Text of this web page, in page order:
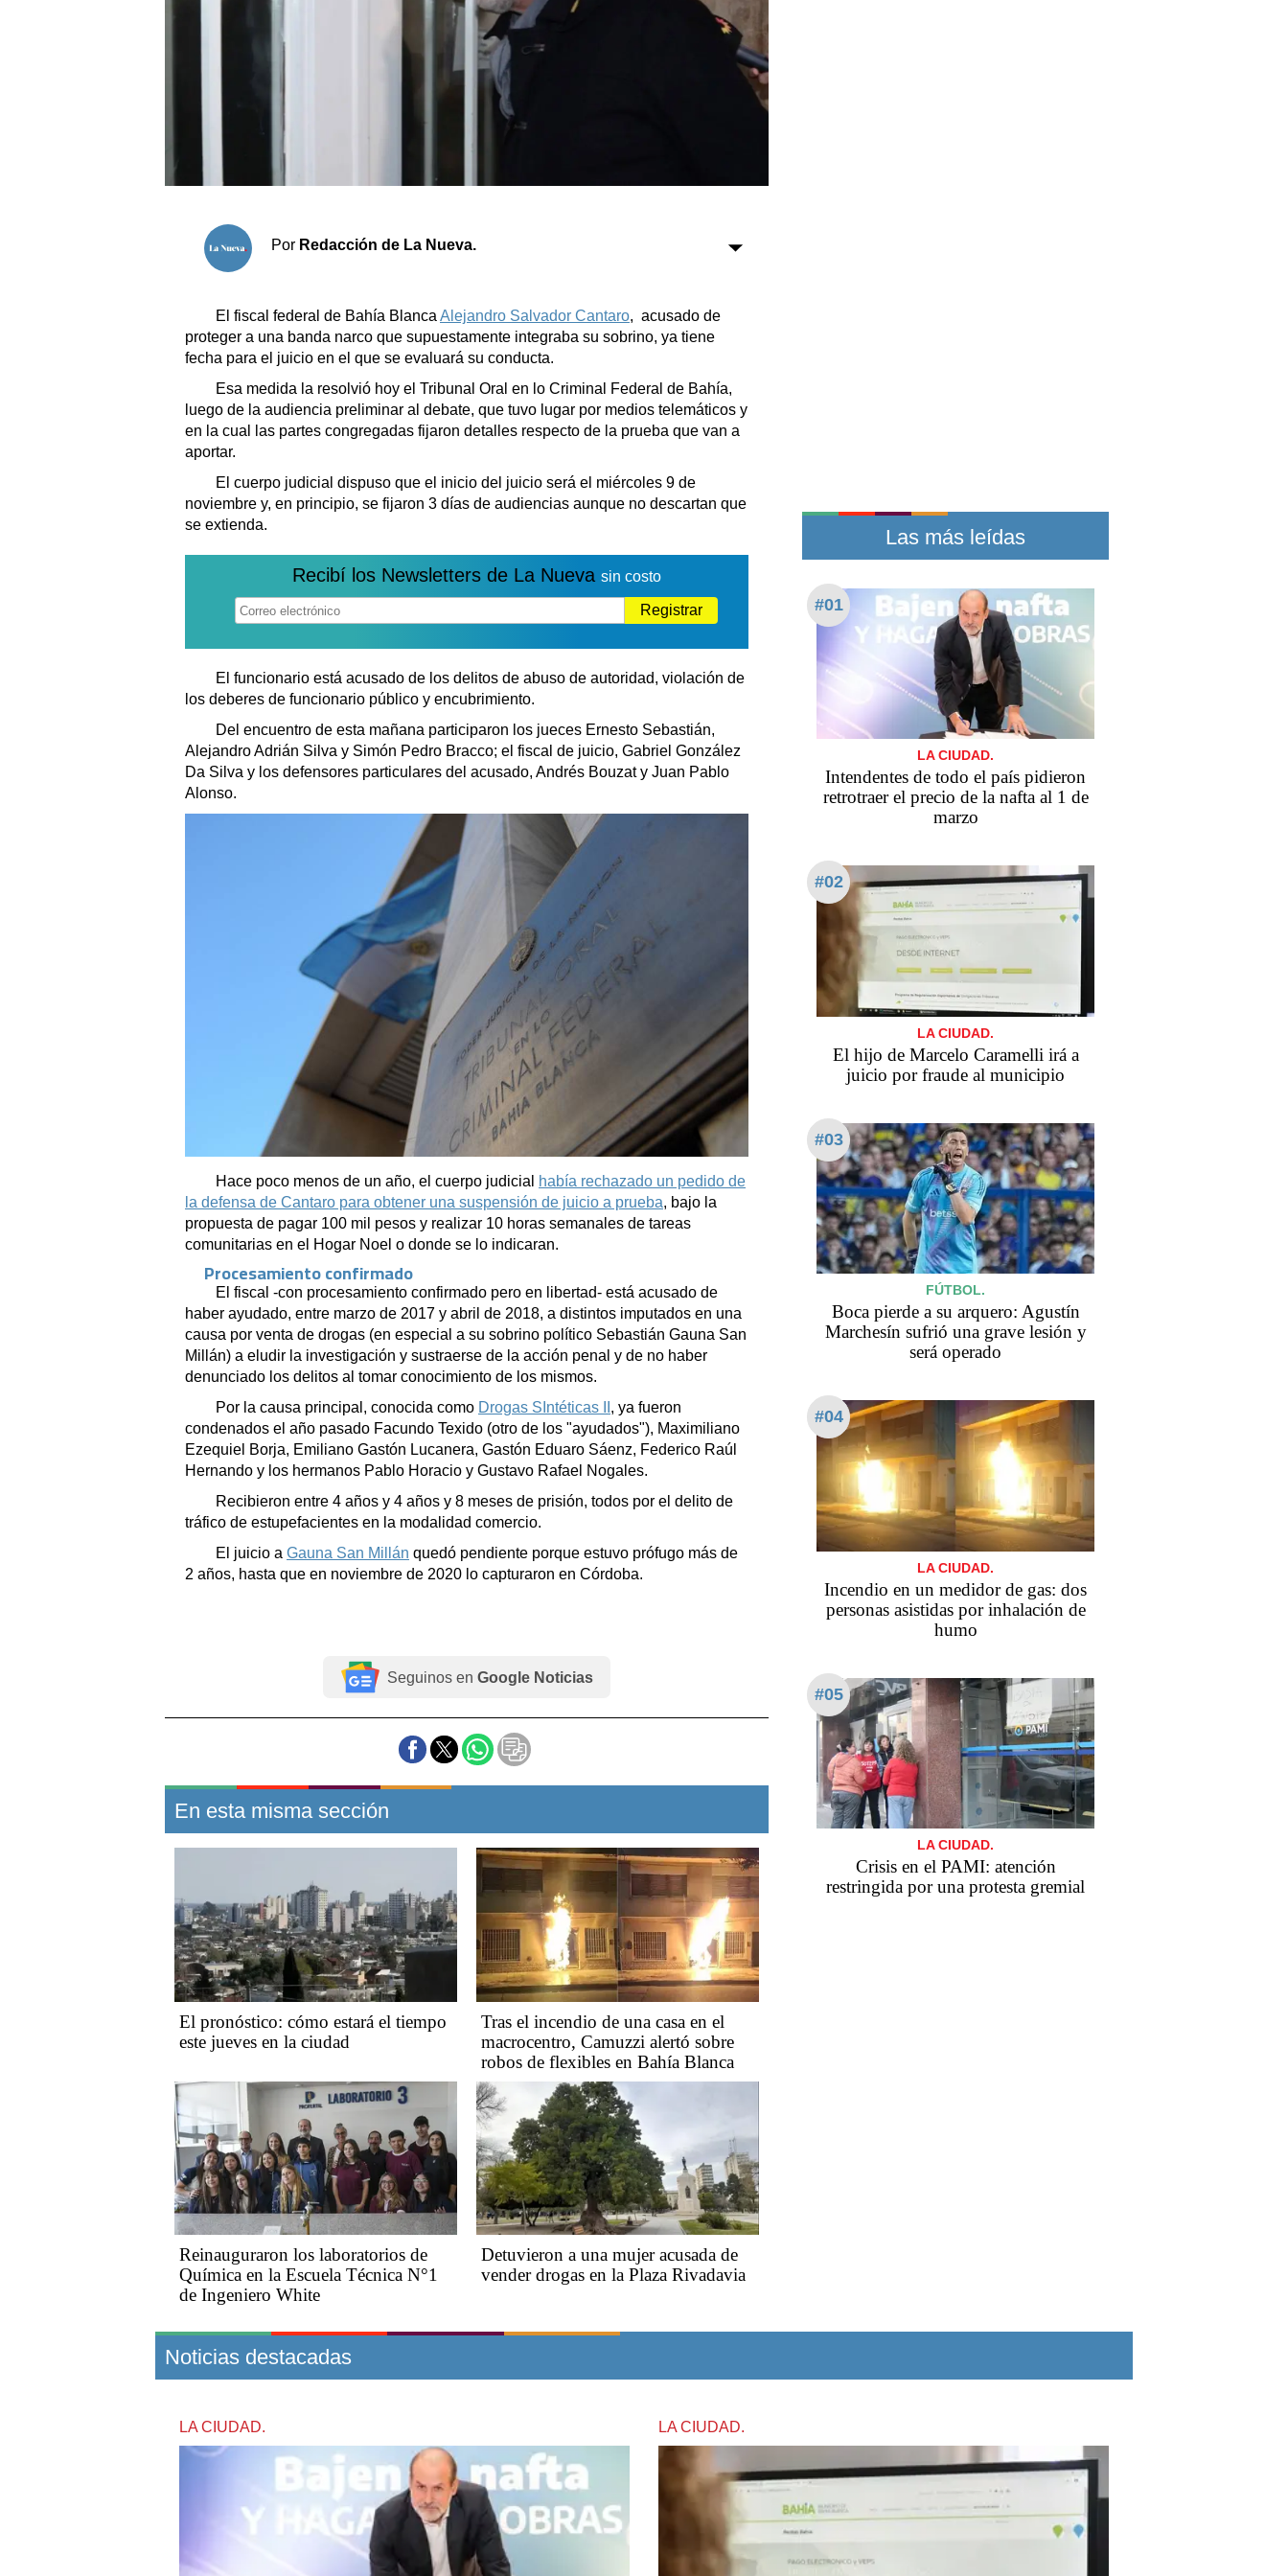
Sociedad
Tecnología
Turismo
Salud
Cartón Lleno
Clasificados
Horóscopo
Servicios
Farmacias
Transportes
Loterías
Datos Útiles
Fúnebres
Edictos
Por Redacción de La Nueva.
El fiscal federal de Bahía Blanca Alejandro Salvador Cantaro, acusado de
proteger a una banda narco que supuestamente integraba su sobrino, ya tiene
fecha para el juicio en el que se evaluará su conducta.
Esa medida la resolvió hoy el Tribunal Oral en lo Criminal Federal de Bahía,
luego de la audiencia preliminar al debate, que tuvo lugar por medios telemáticos y
en la cual las partes congregadas fijaron detalles respecto de la prueba que van a
aportar.
El cuerpo judicial dispuso que el inicio del juicio será el miércoles 9 de
noviembre y, en principio, se fijaron 3 días de audiencias aunque no descartan que
se extienda.
Recibí los Newsletters de La Nueva sin costo
Registrar
El funcionario está acusado de los delitos de abuso de autoridad, violación de
los deberes de funcionario público y encubrimiento.
Del encuentro de esta mañana participaron los jueces Ernesto Sebastián,
Alejandro Adrián Silva y Simón Pedro Bracco; el fiscal de juicio, Gabriel González
Da Silva y los defensores particulares del acusado, Andrés Bouzat y Juan Pablo
Alonso.
Hace poco menos de un año, el cuerpo judicial había rechazado un pedido de
la defensa de Cantaro para obtener una suspensión de juicio a prueba, bajo la
propuesta de pagar 100 mil pesos y realizar 10 horas semanales de tareas
comunitarias en el Hogar Noel o donde se lo indicaran.
Procesamiento confirmado
El fiscal -con procesamiento confirmado pero en libertad- está acusado de
haber ayudado, entre marzo de 2017 y abril de 2018, a distintos imputados en una
causa por venta de drogas (en especial a su sobrino político Sebastián Gauna San
Millán) a eludir la investigación y sustraerse de la acción penal y de no haber
denunciado los delitos al tomar conocimiento de los mismos.
Por la causa principal, conocida como Drogas SIntéticas II , ya fueron
condenados el año pasado Facundo Texido (otro de los "ayudados"), Maximiliano
Ezequiel Borja, Emiliano Gastón Lucanera, Gastón Eduaro Sáenz, Federico Raúl
Hernando y los hermanos Pablo Horacio y Gustavo Rafael Nogales.
Recibieron entre 4 años y 4 años y 8 meses de prisión, todos por el delito de
tráfico de estupefacientes en la modalidad comercio.
El juicio a Gauna San Millán quedó pendiente porque estuvo prófugo más de
2 años, hasta que en noviembre de 2020 lo capturaron en Córdoba.
Seguinos en Google Noticias
En esta misma sección
El pronóstico: cómo estará el tiempo
este jueves en la ciudad
Tras el incendio de una casa en el
macrocentro, Camuzzi alertó sobre
robos de flexibles en Bahía Blanca
Reinauguraron los laboratorios de
Química en la Escuela Técnica N°1
de Ingeniero White
Detuvieron a una mujer acusada de
vender drogas en la Plaza Rivadavia
Las más leídas
#01
LA CIUDAD.
Intendentes de todo el país pidieron
retrotraer el precio de la nafta al 1 de
marzo
#02
LA CIUDAD.
​​​​​El hijo de Marcelo Caramelli irá a
juicio por fraude al municipio
#03
FÚTBOL.
Boca pierde a su arquero: Agustín
Marchesín sufrió una grave lesión y
será operado
#04
LA CIUDAD.
Incendio en un medidor de gas: dos
personas asistidas por inhalación de
humo
#05
LA CIUDAD.
Crisis en el PAMI: atención
restringida por una protesta gremial
Noticias destacadas
LA CIUDAD. LA CIUDAD.